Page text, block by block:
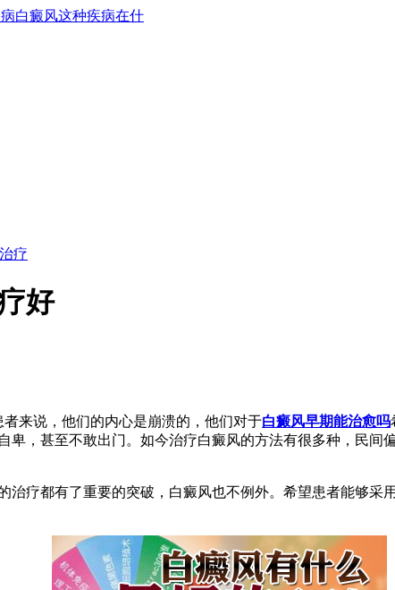
白癜风这种疾病在什
疗
好
来说，他们的内心是崩溃的，他们对于白癜风早期能治愈吗
，甚至不敢出门。如今治疗白癜风的方法有很多种，民间
疗都有了重要的突破，白癜风也不例外。希望患者能够